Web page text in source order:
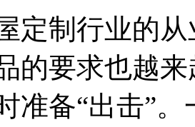
定制行业的
的要求也越
准备“出击”